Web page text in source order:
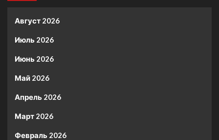
Август 2026
Июль 2026
Июнь 2026
Май 2026
Апрель 2026
Март 2026
Февраль 2026